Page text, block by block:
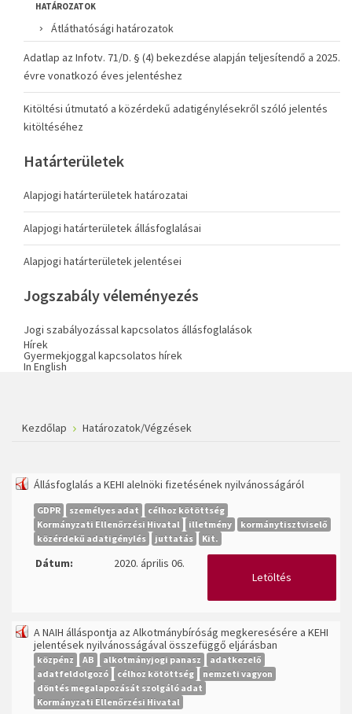
HATÁROZATOK
Átláthatósági határozatok
Adatlap az Infotv. 71/D. § (4) bekezdése alapján teljesítendő a 2025.
évre vonatkozó éves jelentéshez
Kitöltési útmutató a közérdekű adatigénylésekről szóló jelentés
kitöltéséhez
Határterületek
Alapjogi határterületek határozatai
Alapjogi határterületek állásfoglalásai
Alapjogi határterületek jelentései
Jogszabály véleményezés
Jogi szabályozással kapcsolatos állásfoglalások
Hírek
Gyermekjoggal kapcsolatos hírek
In English
Kezdőlap Határozatok/Végzések
Állásfoglalás a KEHI alelnöki fizetésének nyilvánosságáról
GDPR személyes adat
célhoz kötöttség
Kormányzati Ellenőrzési Hivatal
illetmény
kormánytisztviselő
közérdekű adatigénylés
juttatás Kit.
Dátum:
2020. április 06.
Letöltés
A NAIH álláspontja az Alkotmánybíróság megkeresésére a KEHI
jelentések nyilvánosságával összefüggő eljárásban
közpénz AB alkotmányjogi panasz
adatkezelő
adatfeldolgozó
célhoz kötöttség
nemzeti vagyon
döntés megalapozását szolgáló adat
Kormányzati Ellenőrzési Hivatal